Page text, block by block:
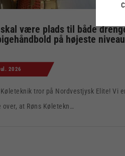
være plads til både
på højeste niveau
2026
Køleteknik tror på Nordvestjysk Elite! Vi
over, at Røns Køletekn…